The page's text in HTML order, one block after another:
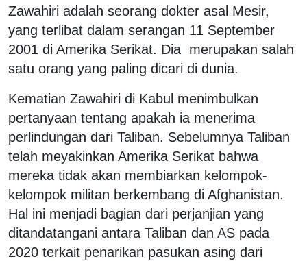
Zawahiri adalah seorang dokter asal Mesir,
yang terlibat dalam serangan 11 September
2001 di Amerika Serikat. Dia merupakan salah
satu orang yang paling dicari di dunia.
Kematian Zawahiri di Kabul menimbulkan
pertanyaan tentang apakah ia menerima
perlindungan dari Taliban. Sebelumnya Taliban
telah meyakinkan Amerika Serikat bahwa
mereka tidak akan membiarkan kelompok-
kelompok militan berkembang di Afghanistan.
Hal ini menjadi bagian dari perjanjian yang
ditandatangani antara Taliban dan AS pada
2020 terkait penarikan pasukan asing dari